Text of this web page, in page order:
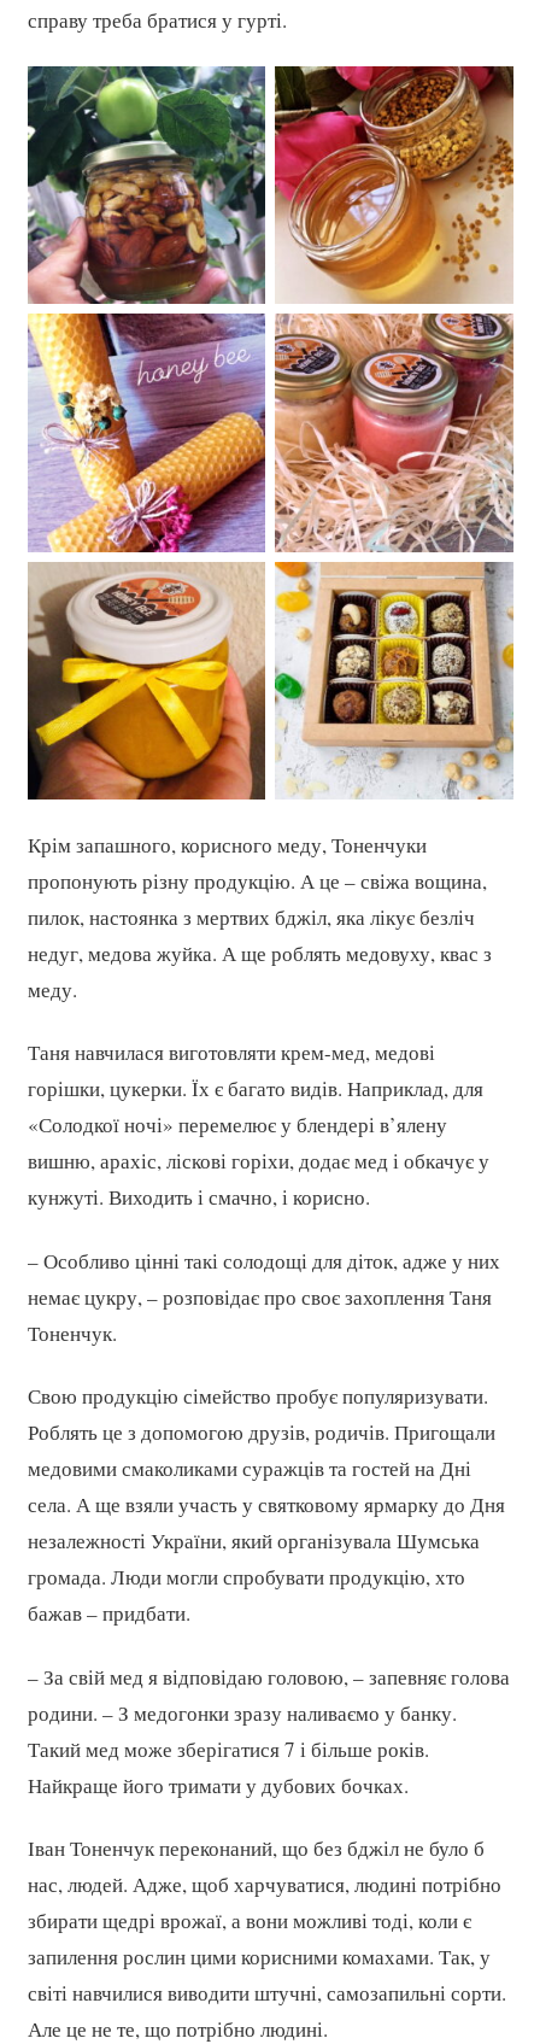
справу треба братися у гурті.
Крім запашного, корисного меду, Тоненчуки
пропонують різну продукцію. А це – свіжа вощина,
пилок, настоянка з мертвих бджіл, яка лікує безліч
недуг, медова жуйка. А ще роблять медовуху, квас з
меду.
Таня навчилася виготовляти крем-мед, медові
горішки, цукерки. Їх є багато видів. Наприклад, для
«Солодкої ночі» перемелює у блендері в’ялену
вишню, арахіс, ліскові горіхи, додає мед і обкачує у
кунжуті. Виходить і смачно, і корисно.
– Особливо цінні такі солодощі для діток, адже у них
немає цукру, – розповідає про своє захоплення Таня
Тоненчук.
Свою продукцію сімейство пробує популяризувати.
Роблять це з допомогою друзів, родичів. Пригощали
медовими смаколиками суражців та гостей на Дні
села. А ще взяли участь у святковому ярмарку до Дня
незалежності України, який організувала Шумська
громада. Люди могли спробувати продукцію, хто
бажав – придбати.
– За свій мед я відповідаю головою, – запевняє голова
родини. – З медогонки зразу наливаємо у банку.
Такий мед може зберігатися 7 і більше років.
Найкраще його тримати у дубових бочках.
Іван Тоненчук переконаний, що без бджіл не було б
нас, людей. Адже, щоб харчуватися, людині потрібно
збирати щедрі врожаї, а вони можливі тоді, коли є
запилення рослин цими корисними комахами. Так, у
світі навчилися виводити штучні, самозапильні сорти.
Але це не те, що потрібно людині.